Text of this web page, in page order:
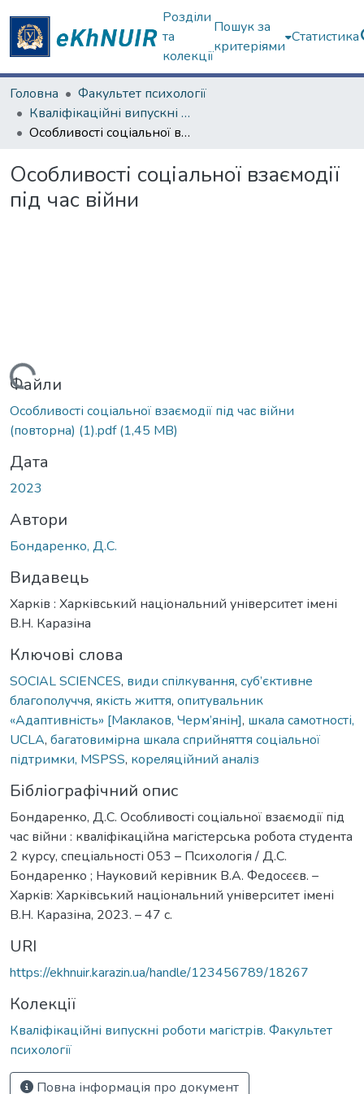
Розділи
та
колекції
Пошук за
критеріями
Статистика
Головна
Факультет психології
Кваліфікаційні випускні роботи магістрів. Факультет психології
Особливості соціальної взаємодії під час війни
Особливості соціальної взаємодії
під час війни
Вантажиться...
Файли
Особливості соціальної взаємодії під час війни
(повторна) (1).pdf(1,45 MB)
Дата
2023
Автори
Бондаренко, Д.С.
Видавець
Харків : Харківський національний університет імені
В.Н. Каразіна
Ключові слова
SOCIAL SCIENCES, види спілкування, суб’єктивне
благополуччя, якість життя, опитувальник
«Адаптивність» [Маклаков, Черм’янін], шкала самотності,
UCLA, багатовимірна шкала сприйняття соціальної
підтримки, MSPSS, кореляційний аналіз
Бібліографічний опис
Бондаренко, Д.С. Особливості соціальної взаємодії під
час війни : кваліфікаційна магістерська робота студента
2 курсу, спеціальності 053 – Психологія / Д.С.
Бондаренко ; Науковий керівник В.А. Федосєєв. –
Харків: Харківський національний університет імені
В.Н. Каразіна, 2023. – 47 с.
URI
https://ekhnuir.karazin.ua/handle/123456789/18267
Колекції
Кваліфікаційні випускні роботи магістрів. Факультет
психології
Повна інформація про документ